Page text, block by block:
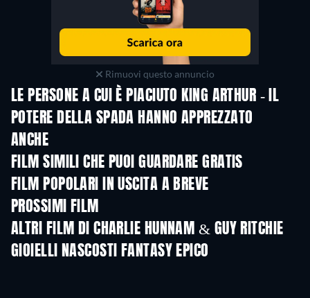
Rimuovi questo annuncio
LE PERSONE A CUI È PIACIUTO KING ARTHUR - IL
POTERE DELLA SPADA HANNO APPREZZATO
ANCHE
FILM SIMILI CHE PUOI GUARDARE GRATIS
FILM POPOLARI IN USCITA A BREVE
PROSSIMI FILM
ALTRI FILM DI CHARLIE HUNNAM & GUY RITCHIE
GIOIELLI NASCOSTI FANTASY EPICO